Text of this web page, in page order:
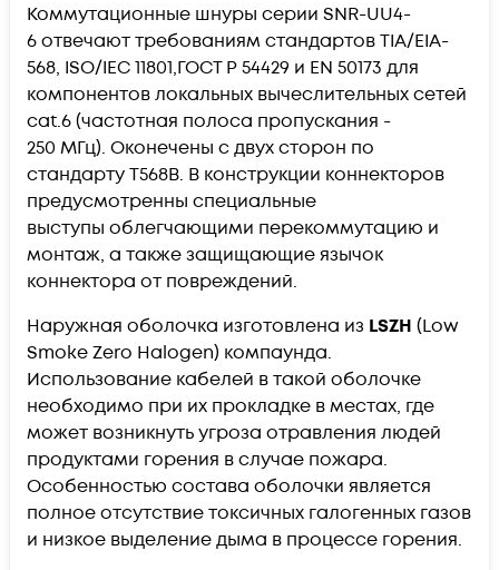
Коммутационные шнуры серии SNR-UU4-
6отвечают требованиям стандартов TIA/EIA-
568, ISO/IEC 11801,ГОСТ Р 54429 и EN 50173 для
компонентов локальных вычеслительных сетей
cat.6 (частотная полоса пропускания -
250 МГц). Оконечены с двух сторон по
стандарту T568B. В конструкции коннекторов
предусмотренны специальные
выступы облегчающими перекоммутацию и
монтаж, а также защищающие язычок
коннектора от повреждений.
Наружная оболочка изготовлена из LSZH (Low
Smoke Zero Halogen) компаунда.
Использование кабелей в такой оболочке
необходимо при их прокладке в местах, где
может возникнуть угроза отравления людей
продуктами горения в случае пожара.
Особенностью состава оболочки является
полное отсутствие токсичных галогенных газов
и низкое выделение дыма в процессе горения.